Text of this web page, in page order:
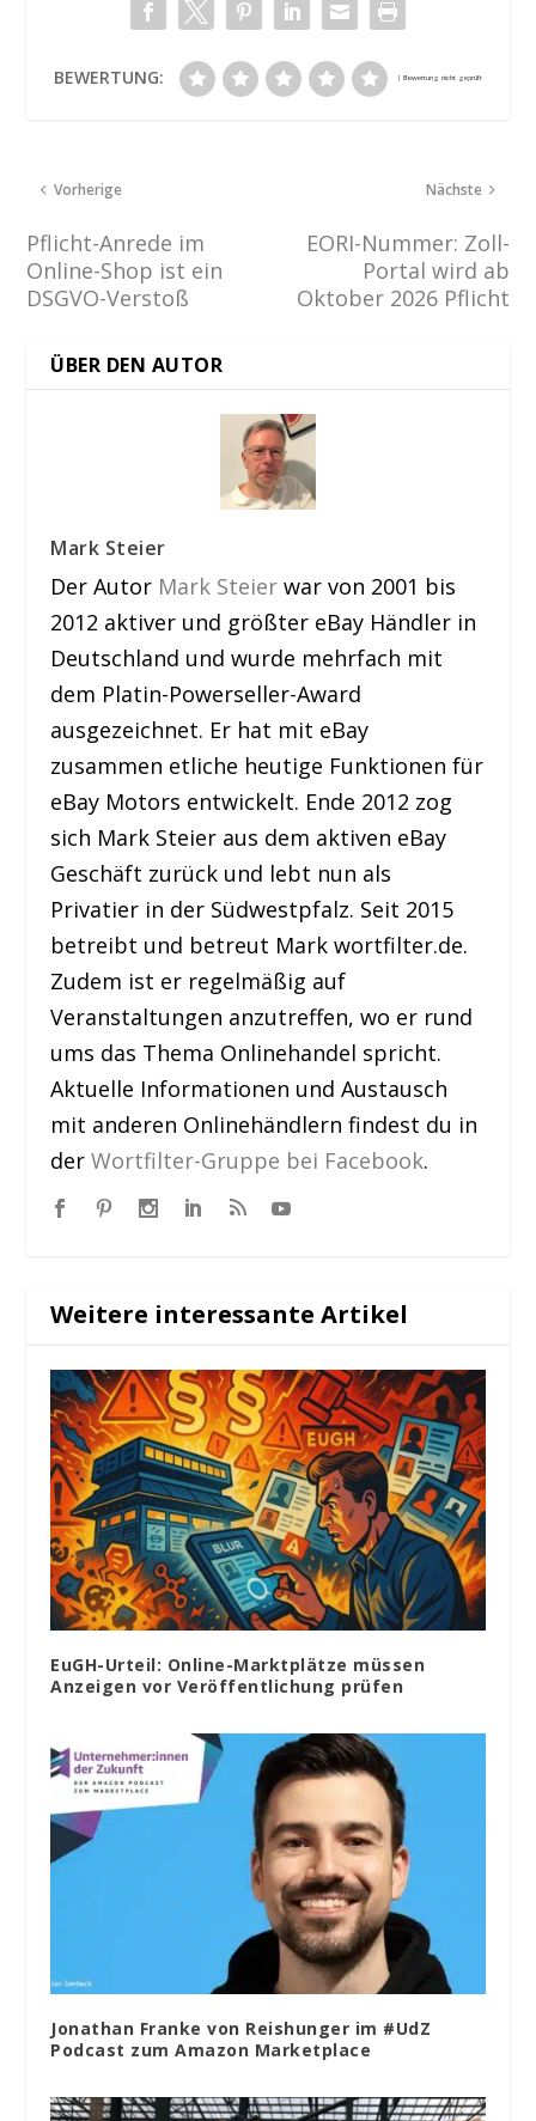
BEWERTUNG:
Vorherige
Pflicht-Anrede im
Online-Shop ist ein
DSGVO-Verstoß
Nächste
EORI-Nummer: Zoll-
Portal wird ab
Oktober 2026 Pflicht
ÜBER DEN AUTOR
Mark Steier
Der Autor Mark Steier war von 2001 bis
2012 aktiver und größter eBay Händler in
Deutschland und wurde mehrfach mit
dem Platin-Powerseller-Award
ausgezeichnet. Er hat mit eBay
zusammen etliche heutige Funktionen für
eBay Motors entwickelt. Ende 2012 zog
sich Mark Steier aus dem aktiven eBay
Geschäft zurück und lebt nun als
Privatier in der Südwestpfalz. Seit 2015
betreibt und betreut Mark wortfilter.de.
Zudem ist er regelmäßig auf
Veranstaltungen anzutreffen, wo er rund
ums das Thema Onlinehandel spricht.
Aktuelle Informationen und Austausch
mit anderen Onlinehändlern findest du in
derWortfilter-Gruppe bei Facebook.
Weitere interessante Artikel
EuGH-Urteil: Online-Marktplätze müssen
Anzeigen vor Veröffentlichung prüfen
Jonathan Franke von Reishunger im #UdZ
Podcast zum Amazon Marketplace